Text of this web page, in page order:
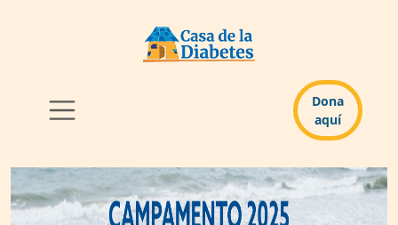
Dona
aquí